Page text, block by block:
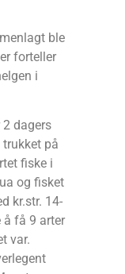
ble
forteller
i
dagers
på
fiske i
og fisket
kr.str. 14-
å få 9 arter
var.